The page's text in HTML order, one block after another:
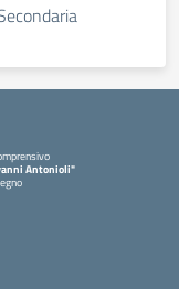
Antonioli"
pagina iniziale della scuola